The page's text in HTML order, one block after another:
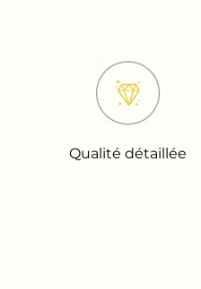
Qualité détaillée